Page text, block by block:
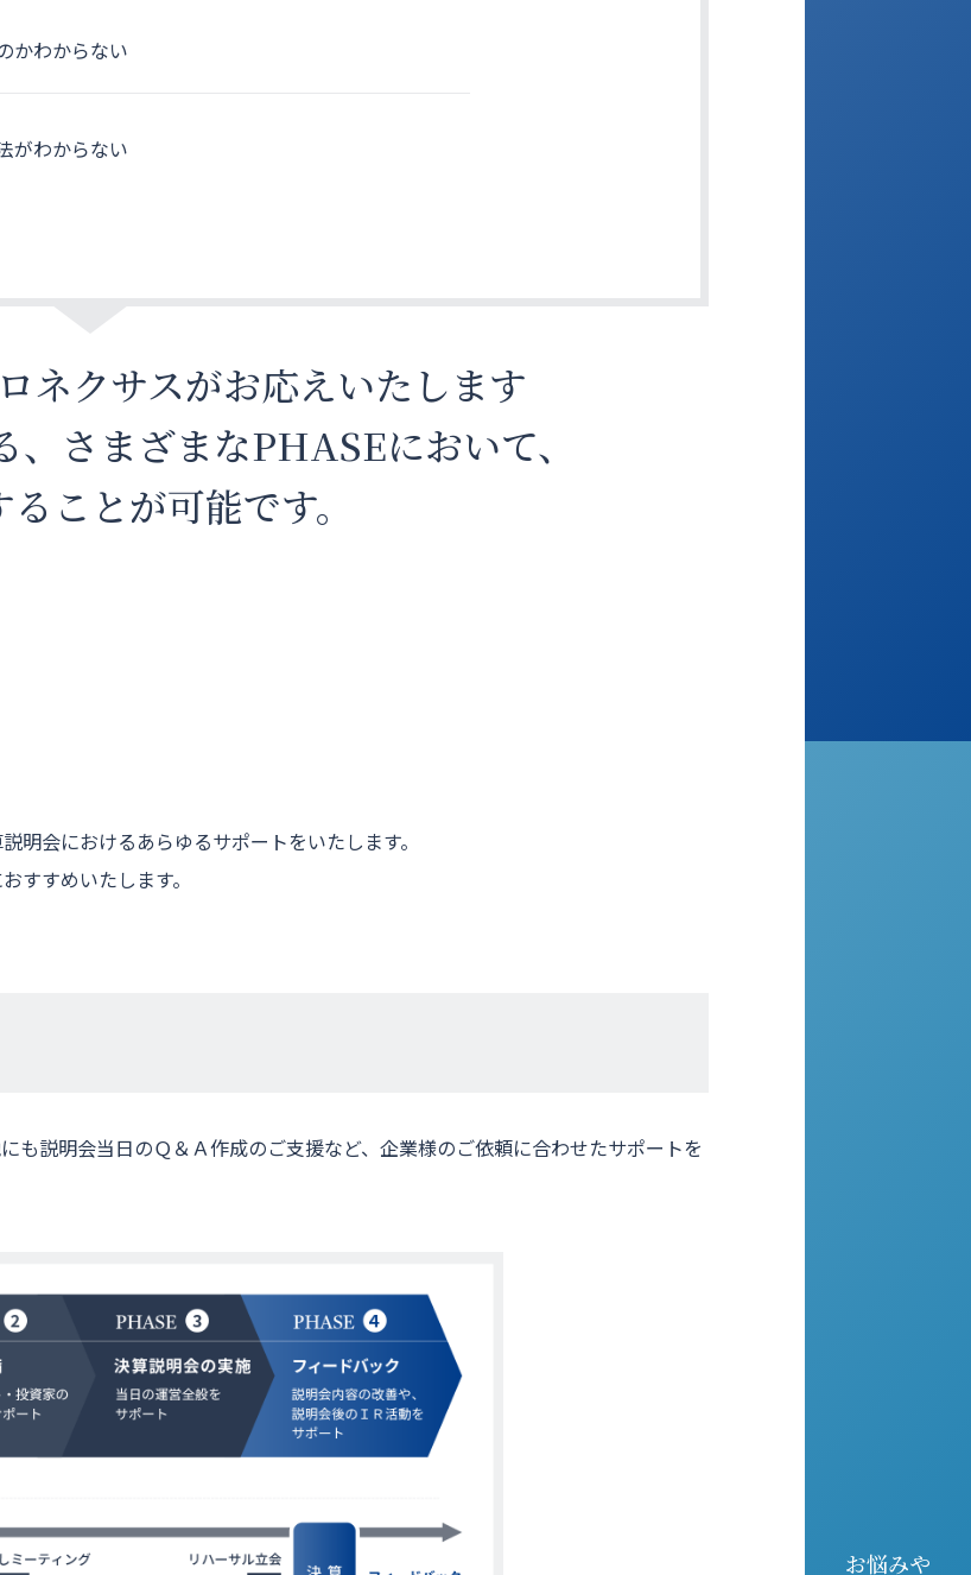
かわからない
がわからない
ネクサスがお応えいたします
さまざまなPHASEにおいて、
ことが可能です。
会におけるあらゆるサポートをいたします。
すすめいたします。
も説明会当日のＱ＆Ａ作成のご支援など、企業様のご依頼に合わせたサポートを
お悩みや